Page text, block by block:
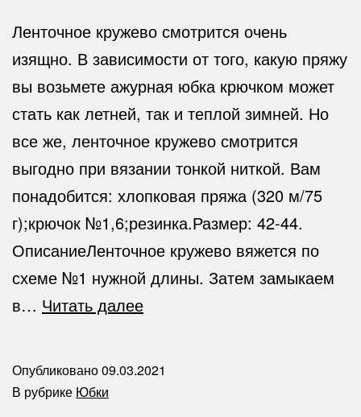
Ленточное кружево смотрится очень
изящно. В зависимости от того, какую пряжу
вы возьмете ажурная юбка крючком может
стать как летней, так и теплой зимней. Но
все же, ленточное кружево смотрится
выгодно при вязании тонкой ниткой. Вам
понадобится: хлопковая пряжа (320 м/75
г);крючок №1,6;резинка.Размер: 42-44.
ОписаниеЛенточное кружево вяжется по
схеме №1 нужной длины. Затем замыкаем
в… Читать далееЮбка-
Опубликовано09.03.2021
В рубрике Юбки